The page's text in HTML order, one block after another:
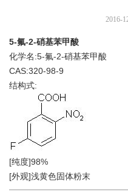
2016-
5-氟-2-硝基苯甲酸
化学名:5-氟-2-硝基苯甲酸
CAS:320-98-9
结构式:
[纯度]98%
[外观]浅黄色固体粉末